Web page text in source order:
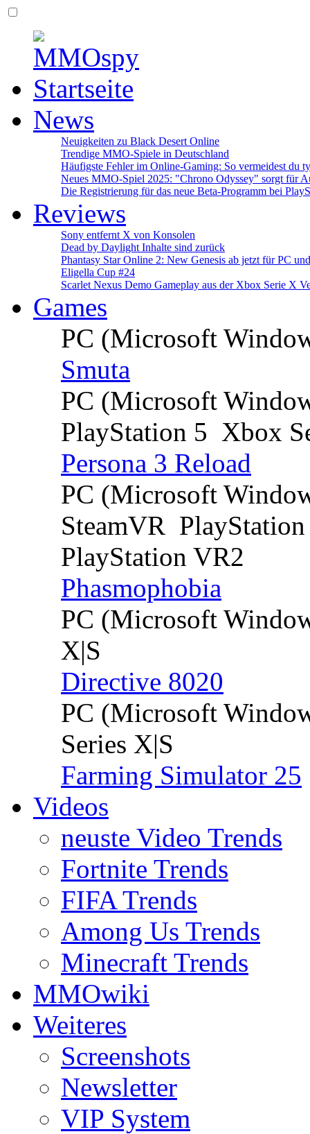
News
Neuigkeiten zu Black Desert Online
Trendige MMO-Spiele in Deutschland
Häufigste Fehler im Online-Gaming: So vermeidest du
Neues MMO-Spiel 2025: "Chrono Odyssey" sorgt für
Die Registrierung für das neue Beta-Programm bei
Reviews
Sony entfernt X von Konsolen
Dead by Daylight Inhalte sind zurück
Phantasy Star Online 2: New Genesis ab jetzt für PC
Eligella Cup #24
Scarlet Nexus Demo Gameplay aus der Xbox Serie X
Games
PC (Microsoft
Smuta
PC (Microsoft
PlayStation 5 Xbox
Persona 3 Reload
PC (Microsoft
SteamVR
PlayStation VR2
Phasmophobia
PC (Microsoft
X|S
Directive 8020
PC (Microsoft
Series X|S
Farming Simulator 25
Videos
neuste Video Trends
Fortnite Trends
FIFA Trends
Among Us Trends
Minecraft Trends
MMOwiki
Weiteres
Screenshots
Newsletter
VIP System